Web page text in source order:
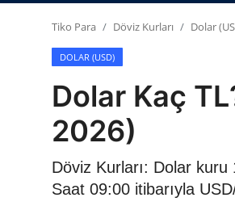
Altın Fiyatları
Döviz Kurları
Kripto Paralar
Tiko Para Döviz Kurları Dolar
DOLAR (USD)
Dolar Kaç
2026)
Döviz Kurları: Dolar
Saat 09:00 itibarıyla